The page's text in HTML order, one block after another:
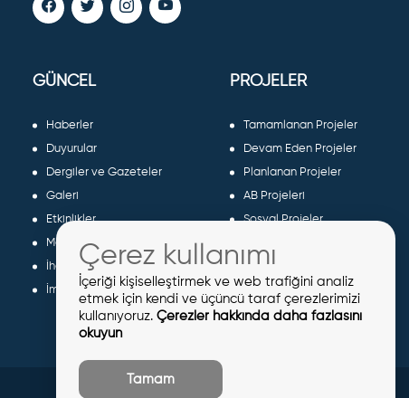
GÜNCEL
Haberler
Duyurular
Dergiler ve Gazeteler
Galeri
Etkinlikler
Meclis Kararları
İhaleler
İmar İlanları
PROJELER
Tamamlanan Projeler
Devam Eden Projeler
Planlanan Projeler
AB Projeleri
Sosyal Projeler
Çerez kullanımı
İçeriği kişiselleştirmek ve web trafiğini analiz
etmek için kendi ve üçüncü taraf çerezlerimizi
kullanıyoruz. Çerezler hakkında daha fazlasını
okuyun
Tamam